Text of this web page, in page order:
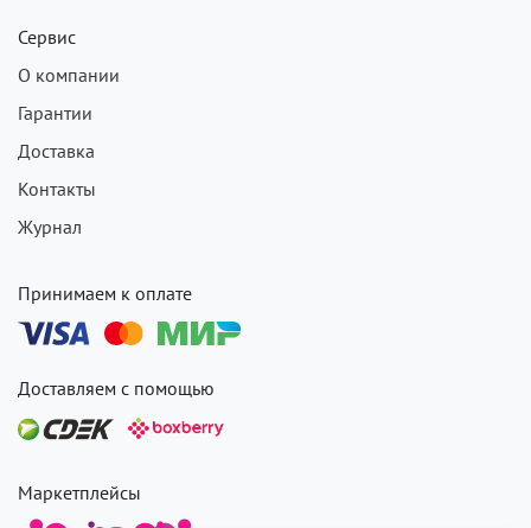
Сервис
О компании
Гарантии
Доставка
Контакты
Журнал
Принимаем к оплате
Доставляем с помощью
Маркетплейсы